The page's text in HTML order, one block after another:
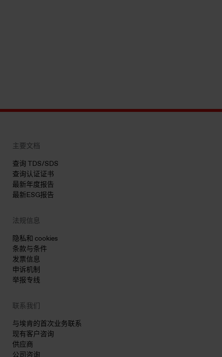
主要文档
查询 TDS/SDS
查询认证证书
最新年度报告
最新ESG报告
法规信息
隐私和 cookies
条款与条件
发票信息
申诉机制
举报专线
联系我们
与埃肯的首次业务联系
现有客户咨询
供应商
公司咨询